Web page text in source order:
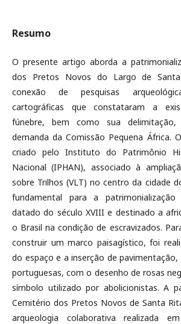
Resumo
O presente artigo aborda a
dos Pretos Novos do Largo de
conexão de pesquisas
cartográficas que constataram a
fúnebre, bem como sua
demanda da Comissão Pequena África.
criado pelo Instituto do Patrimônio
Nacional (IPHAN), associado à
sobre Trilhos (VLT) no centro da cidade
fundamental para a
datado do século XVIII e destinado a
o Brasil na condição de escravizados.
construir um marco paisagístico, foi
do espaço e a inserção de
portuguesas, com o desenho de rosas
símbolo utilizado por abolicionistas. A
Cemitério dos Pretos Novos de Santa
arqueologia colaborativa realizada